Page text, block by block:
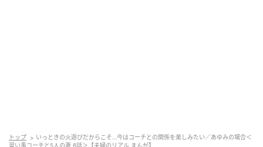
トップ
いっときの火遊びだからこそ…今はコーチとの関係を楽しみたい／あゆみの場合＜
習い事コーチと5人の妻 8話＞【夫婦のリアル まんが】